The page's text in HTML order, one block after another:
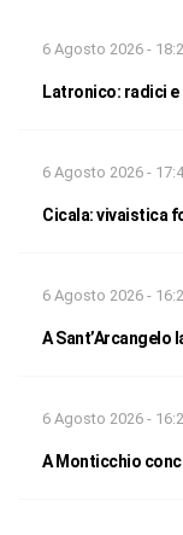
6 Agosto 2026 -
Latronico: radici
6 Agosto 2026 -
Cicala: vivaistica
6 Agosto 2026 -
A Sant’Arcangelo
6 Agosto 2026 -
A Monticchio